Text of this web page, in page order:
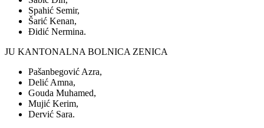
Spahić Semir,
Šarić Kenan,
Đidić Nermina.
JU KANTONALNA BOLNICA ZENICA
Pašanbegović Azra,
Delić Amna,
Gouda Muhamed,
Mujić Kerim,
Dervić Sara.